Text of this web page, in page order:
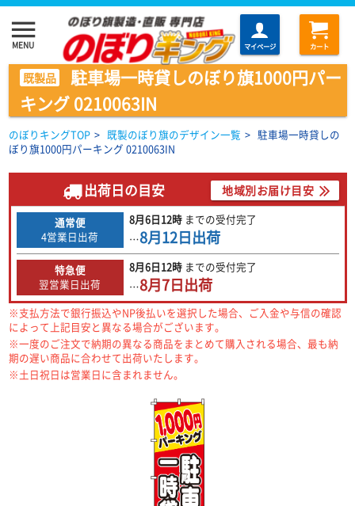
menu
MENU マイページ カート
既製品
駐車場一時貸しのぼり旗1000円パー
キング 0210063IN
のぼりキングTOP > 既製のぼり旗のデザイン一覧 > 駐車場一時貸しの
ぼり旗1000円パーキング 0210063IN
出荷日の目安 地域別お届け目安
通常便
4営業日出荷
8月6日12時 までの受付完了
…8月12日出荷
特急便
翌営業日出荷
8月6日12時 までの受付完了
…8月7日出荷
※支払方法で銀行振込やNP後払いを選択した場合、ご入金や与信の確認
によって上記目安と異なる場合がございます。
※一度のご注文で納期の異なる商品をまとめて購入される場合、最も納
期の遅い商品に合わせて出荷いたします。
※土日祝日は営業日に含まれません。